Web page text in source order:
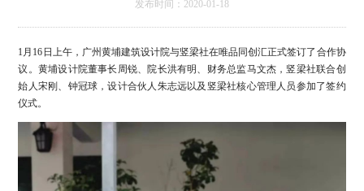
发布时间：2020-01-18
1月16日上午，广州黄埔建筑设计院与竖梁社在唯品同创汇正式签订了合作协
议。黄埔设计院董事长周锐、院长洪有明、财务总监马文杰，竖梁社联合创
始人宋刚、钟冠球，设计合伙人朱志远以及竖梁社核心管理人员参加了签约
仪式。